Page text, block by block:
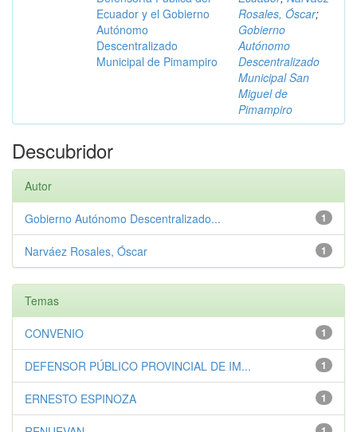
Ecuador y el Gobierno
Autónomo
Descentralizado
Municipal de Pimampiro
Rosales, Óscar;
Gobierno
Autónomo
Descentralizado
Municipal San
Miguel de
Pimampiro
Descubridor
Autor
1
Gobierno Autónomo Descentralizado...
1
Narváez Rosales, Óscar
Temas
1
CONVENIO
1
DEFENSOR PÚBLICO PROVINCIAL DE IM...
1
ERNESTO ESPINOZA